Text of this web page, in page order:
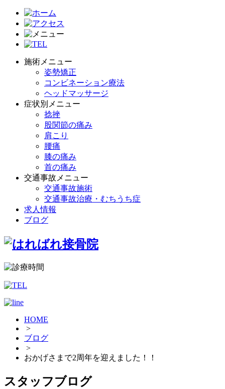
施術メニュー
姿勢矯正
コンビネーション療法
ヘッドマッサージ
症状別メニュー
捻挫
股関節の痛み
肩こり
腰痛
膝の痛み
首の痛み
交通事故メニュー
交通事故施術
交通事故治療・むちうち症
求人情報
ブログ
HOME
>
ブログ
>
おかげさまで2周年を迎えました！！
スタッフブログ